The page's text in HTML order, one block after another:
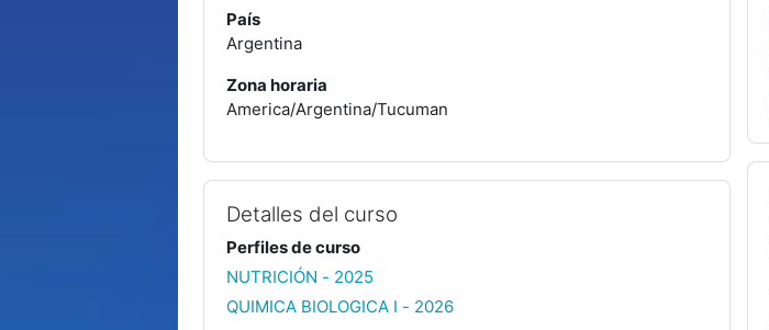
País
Argentina
Zona horaria
America/Argentina/Tucuman
Detalles del curso
Perfiles de curso
NUTRICIÓN - 2025
QUIMICA BIOLOGICA I - 2026